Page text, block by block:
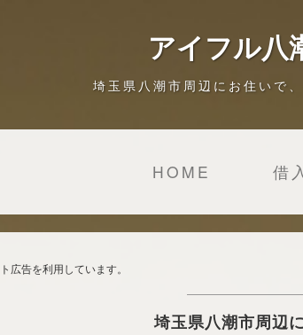
アイフル八
埼玉県八潮市周辺にお住いで
HOME 借
広告を利用しています。
埼玉県八潮市周辺